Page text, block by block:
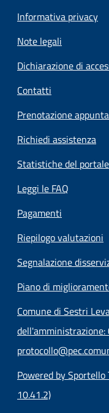
Informativa privacy
Note legali
Dichiarazione di
Contatti
Prenotazione
Richiedi assistenza
Statistiche del portale
Leggi le FAQ
Pagamenti
Riepilogo valutazioni
Segnalazione
Piano di
Comune di Sestri
Powered by
10.41.2)